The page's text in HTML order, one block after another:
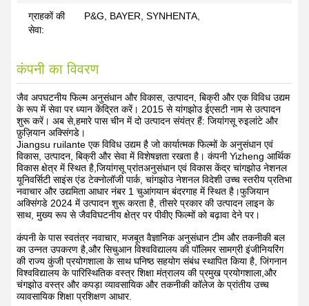
ग्राहकों की
सेवा:
P&G, BAYER, SYNHENTA,
कंपनी का विवरण
जैव अपघटनीय फिल्म अनुसंधान और विकास, उत्पादन, बिक्री और एक विविध उद्यम
के रूप में सेवा पर ध्यान केंद्रित करें। 2015 से यांगझोउ ईएसटी नाम से उत्पादन
शुरू करें। अब से,हमारे पास चीन में दो उत्पादन संयंत्र हैं: जियांगसू रुइलांटे और
फ़ुज़ियान अक्सिंगडे।
Jiangsu ruilante एक विविध उद्यम है जो कार्यात्मक फिल्मों के अनुसंधान एवं
विकास, उत्पादन, बिक्री और सेवा में विशेषज्ञता रखता है। कंपनी Yizheng आर्थिक
विकास क्षेत्र में स्थित है,जियांगसू प्रांतअनुसंधान एवं विकास केंद्र चांगझोउ नेशनल
यूनिवर्सिटी साइंस एंड टेक्नोलॉजी पार्क, चांगझोउ नेशनल विदेशी उच्च स्तरीय प्रतिभा
नवाचार और उद्यमिता आधार नंबर 1 चुआंगयान बंदरगाह में स्थित है।फुजियान
अक्सिंगडे 2024 में उत्पादन शुरू करता है, तीसरे प्रकार की उत्पादन लाइन के
साथ, मुख्य रूप से जैवविघटनीय क्षेत्र पर पीवीए फिल्मों को बढ़ावा देने पर।
कंपनी के पास स्वतंत्र नवाचार, मजबूत वैज्ञानिक अनुसंधान टीम और तकनीकी बल
का उन्नत उपकरण है,और सिचुआन विश्वविद्यालय की पॉलिमर सामग्री इंजीनियरिंग
की राज्य कुंजी प्रयोगशाला के साथ घनिष्ठ सहयोग संबंध स्थापित किया है, जिंगनान
विश्वविद्यालय के पारिस्थितिक वस्त्र शिक्षा मंत्रालय की प्रमुख प्रयोगशाला,और
चंगझोउ वस्त्र और कपड़ा व्यावसायिक और तकनीकी कॉलेज के प्रांतीय उच्च
व्यावसायिक शिक्षा प्रशिक्षण आधार.